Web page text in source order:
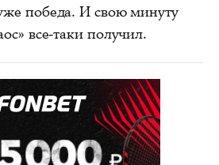
победа. И свою минуту
все-таки получил.